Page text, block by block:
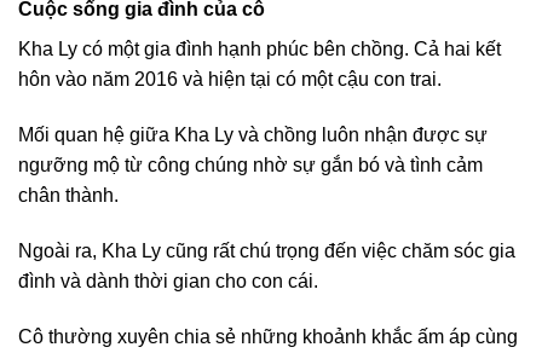
Cuộc sống gia đình của cô
Kha Ly có một gia đình hạnh phúc bên chồng. Cả hai kết
hôn vào năm 2016 và hiện tại có một cậu con trai.
Mối quan hệ giữa Kha Ly và chồng luôn nhận được sự
ngưỡng mộ từ công chúng nhờ sự gắn bó và tình cảm
chân thành.
Ngoài ra, Kha Ly cũng rất chú trọng đến việc chăm sóc gia
đình và dành thời gian cho con cái.
Cô thường xuyên chia sẻ những khoảnh khắc ấm áp cùng